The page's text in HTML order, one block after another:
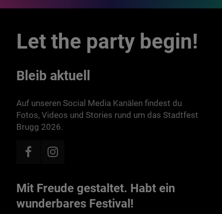
Let the party begin!
Bleib aktuell
Auf unseren Social Media Kanälen findest du
Fotos, Videos und Stories rund um das Stadtfest
Brugg 2026.
Mit Freude gestaltet. Habt ein
wunderbares Festival!